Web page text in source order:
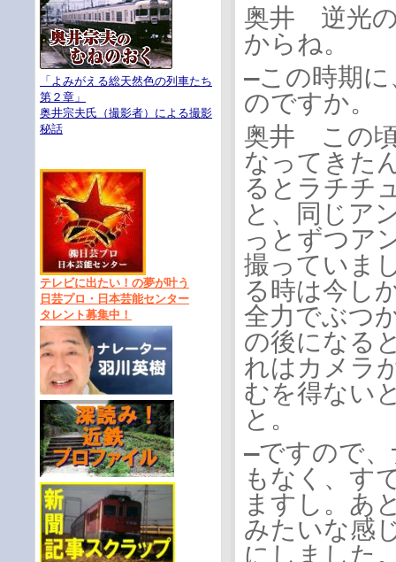
「よみがえる総天然色の列車たち
第２章」
奥井宗夫氏（撮影者）による撮影
秘話
テレビに出たい！の夢が叶う
日芸プロ・日本芸能センター
タレント募集中！
奥井 逆光の
からね。
―この時期
のですか。
奥井 この
なってきた
るとラチチ
と、同じア
っとずつア
撮っていま
る時は今し
全力でぶつ
の後になる
れはカメラ
むを得ない
と。
―ですので
もなく、す
ますし。あ
みたいな感
にしました